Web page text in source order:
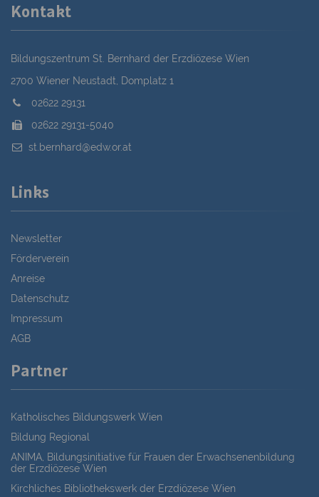
Kontakt
Bildungszentrum St. Bernhard der Erzdiözese Wien
2700 Wiener Neustadt, Domplatz 1
02622 29131
02622 29131-5040
st.bernhard@edw.or.at
Links
Newsletter
Förderverein
Anreise
Datenschutz
Impressum
AGB
Partner
Katholisches Bildungswerk Wien
Bildung Regional
ANIMA, Bildungsinitiative für Frauen der Erwachsenenbildung
der Erzdiözese Wien
Kirchliches Bibliothekswerk der Erzdiözese Wien